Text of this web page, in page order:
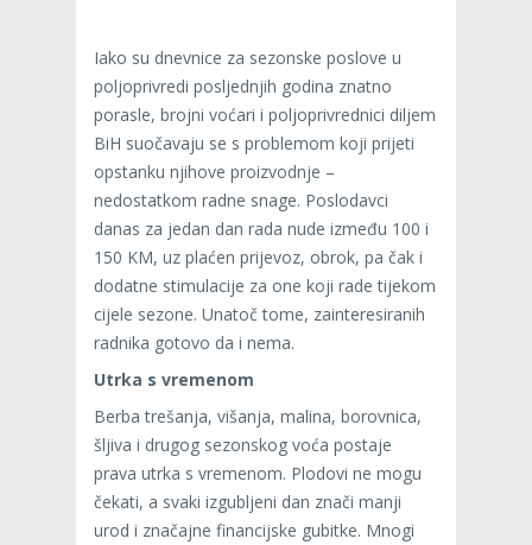
Iako su dnevnice za sezonske poslove u
poljoprivredi posljednjih godina znatno
porasle, brojni voćari i poljoprivrednici diljem
BiH suočavaju se s problemom koji prijeti
opstanku njihove proizvodnje –
nedostatkom radne snage. Poslodavci
danas za jedan dan rada nude između 100 i
150 KM, uz plaćen prijevoz, obrok, pa čak i
dodatne stimulacije za one koji rade tijekom
cijele sezone. Unatoč tome, zainteresiranih
radnika gotovo da i nema.
Utrka s vremenom
Berba trešanja, višanja, malina, borovnica,
šljiva i drugog sezonskog voća postaje
prava utrka s vremenom. Plodovi ne mogu
čekati, a svaki izgubljeni dan znači manji
urod i značajne financijske gubitke. Mnogi